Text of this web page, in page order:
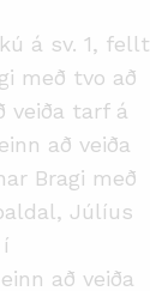
á sv. 1, fellt
með tvo að
veiða tarf á
að veiða
Bragi með
Júlíus
að veiða